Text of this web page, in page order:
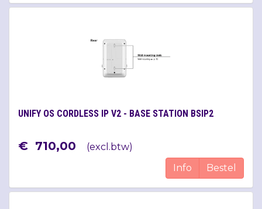
UNIFY OS CORDLESS IP V2 - BASE STATION BSIP2
€ 710,00 (excl.btw)
Info
Bestel